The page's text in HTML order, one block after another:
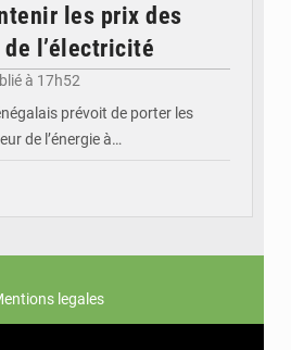
les prix des
l’électricité
à 17h52
prévoit de porter les
de l’énergie à…
legales